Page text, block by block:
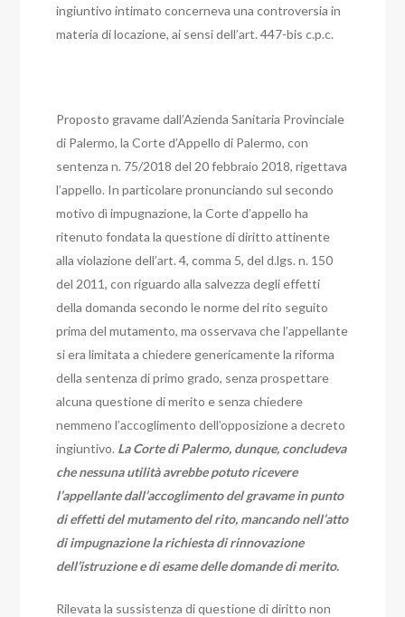
ingiuntivo intimato concerneva una controversia in
materia di locazione, ai sensi dell’art. 447-bis c.p.c.
Proposto gravame dall’Azienda Sanitaria Provinciale
di Palermo, la Corte d’Appello di Palermo, con
sentenza n. 75/2018 del 20 febbraio 2018, rigettava
l’appello. In particolare pronunciando sul secondo
motivo dì impugnazione, la Corte d’appello ha
ritenuto fondata la questione di diritto attinente
alla violazione dell’art. 4, comma 5, del d.lgs. n. 150
del 2011, con riguardo alla salvezza degli effetti
della domanda secondo le norme del rito seguito
prima del mutamento, ma osservava che l’appellante
si era limitata a chiedere genericamente la riforma
della sentenza di primo grado, senza prospettare
alcuna questione di merito e senza chiedere
nemmeno l’accoglimento dell’opposizione a decreto
ingiuntivo. La Corte di Palermo, dunque, concludeva
che nessuna utilità avrebbe potuto ricevere
l’appellante dall’accoglimento del gravame in punto
di effetti del mutamento del rito, mancando nell’atto
di impugnazione la richiesta di rinnovazione
dell’istruzione e di esame delle domande di merito.
Rilevata la sussistenza di questione di diritto non